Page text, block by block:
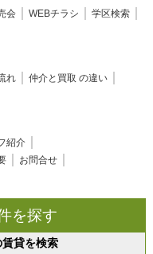
会 WEBチラシ
学区検索
れ
仲介と買取 の違い
紹介
お問合せ
を探す
賃貸を検索